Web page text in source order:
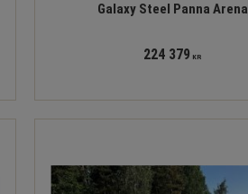
Galaxy Steel Panna Arena
224 379 KR